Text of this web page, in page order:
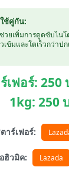
ช้คู่กัน:
ยเพิ่มการดูดซับไนโ
เข้มและโตเร็วกว่า
เฟอร์:
1kg: 250
าร์เฟอร์:
ฮิวมิค: Lazada